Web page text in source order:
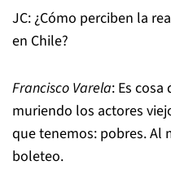
JC: ¿Cómo perciben la
en Chile?
Francisco Varela: Es
muriendo los actores
que tenemos: pobres. Al
boleteo.